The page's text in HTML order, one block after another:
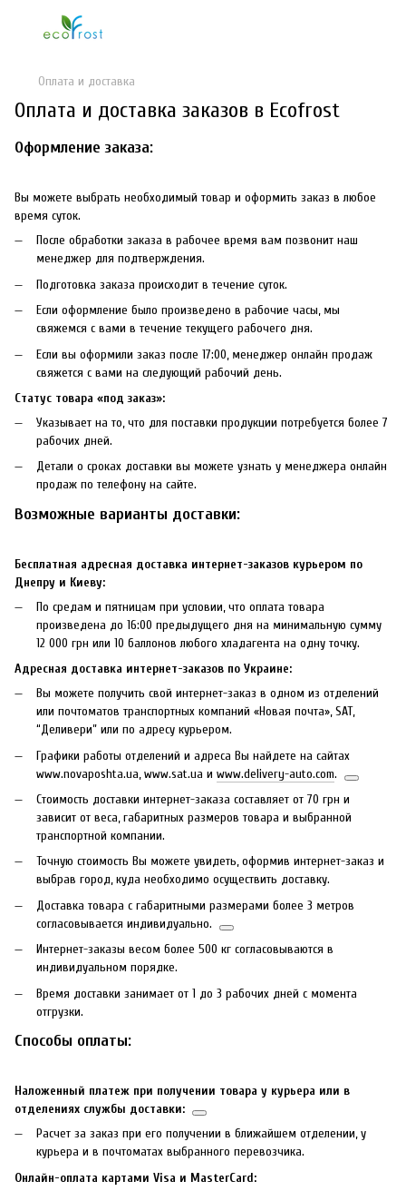
Оплата и доставка
Оплата и доставка заказов в Ecofrost
Оформление заказа:
Вы можете выбрать необходимый товар и оформить заказ в любое
время суток.
После обработки заказа в рабочее время вам позвонит наш
менеджер для подтверждения.
Подготовка заказа происходит в течение суток.
Если оформление было произведено в рабочие часы, мы
свяжемся с вами в течение текущего рабочего дня.
Если вы оформили заказ после 17:00, менеджер онлайн продаж
свяжется с вами на следующий рабочий день.
Статус товара «под заказ»:
Указывает на то, что для поставки продукции потребуется более 7
рабочих дней.
Детали о сроках доставки вы можете узнать у менеджера онлайн
продаж по телефону на сайте.
Возможные варианты доставки:
Бесплатная адресная доставка интернет-заказов курьером по
Днепру и Киеву:
По средам и пятницам при условии, что оплата товара
произведена до 16:00 предыдущего дня на минимальную сумму
12 000 грн или 10 баллонов любого хладагента на одну точку.
Адресная доставка интернет-заказов по Украине:
Вы можете получить свой интернет-заказ в одном из отделений
или почтоматов транспортных компаний «Новая почта», SАТ,
“Деливери” или по адресу курьером.
Графики работы отделений и адреса Вы найдете на сайтах
www.novaposhta.ua, www.sat.ua и www.delivery-auto.com.
Стоимость доставки интернет-заказа составляет от 70 грн и
зависит от веса, габаритных размеров товара и выбранной
транспортной компании.
Точную стоимость Вы можете увидеть, оформив интернет-заказ и
выбрав город, куда необходимо осуществить доставку.
Доставка товара с габаритными размерами более 3 метров
согласовывается индивидуально.
Интернет-заказы весом более 500 кг согласовываются в
индивидуальном порядке.
Время доставки занимает от 1 до 3 рабочих дней с момента
отгрузки.
Способы оплаты:
Наложенный платеж при получении товара у курьера или в
отделениях службы доставки:
Расчет за заказ при его получении в ближайшем отделении, у
курьера и в почтоматах выбранного перевозчика.
Онлайн-оплата картами Visa и MasterCard: